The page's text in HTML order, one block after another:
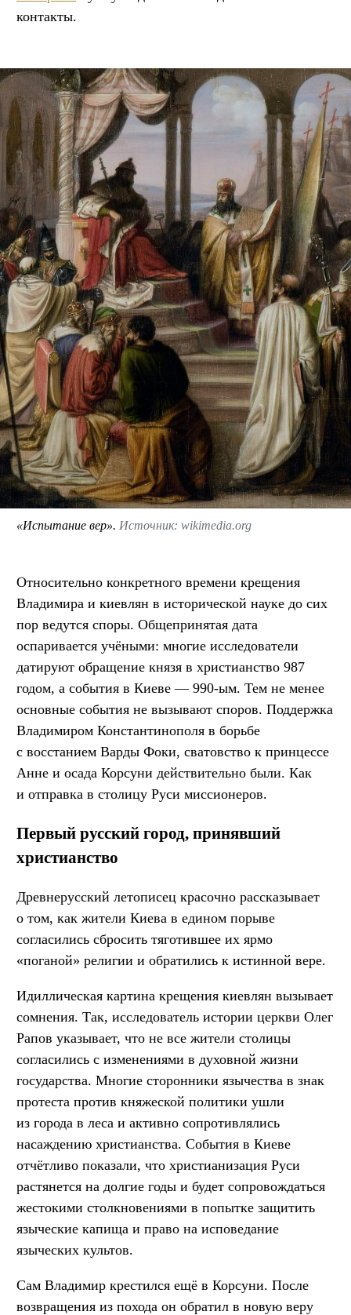
контакты.
«Испытание вер». Источник: wikimedia.org
Относительно конкретного времени крещения
Владимира и киевлян в исторической науке до сих
пор ведутся споры. Общепринятая дата
оспаривается учёными: многие исследователи
датируют обращение князя в христианство 987
годом, а события в Киеве — 990-ым. Тем не менее
основные события не вызывают споров. Поддержка
Владимиром Константинополя в борьбе
с восстанием Варды Фоки, сватовство к принцессе
Анне и осада Корсуни действительно были. Как
и отправка в столицу Руси миссионеров.
Первый русский город, принявший
христианство
Древнерусский летописец красочно рассказывает
о том, как жители Киева в едином порыве
согласились сбросить тяготившее их ярмо
«поганой» религии и обратились к истинной вере.
Идиллическая картина крещения киевлян вызывает
сомнения. Так, исследователь истории церкви Олег
Рапов указывает, что не все жители столицы
согласились с изменениями в духовной жизни
государства. Многие сторонники язычества в знак
протеста против княжеской политики ушли
из города в леса и активно сопротивлялись
насаждению христианства. События в Киеве
отчётливо показали, что христианизация Руси
растянется на долгие годы и будет сопровождаться
жестокими столкновениями в попытке защитить
языческие капища и право на исповедание
языческих культов.
Сам Владимир крестился ещё в Корсуни. После
возвращения из похода он обратил в новую веру